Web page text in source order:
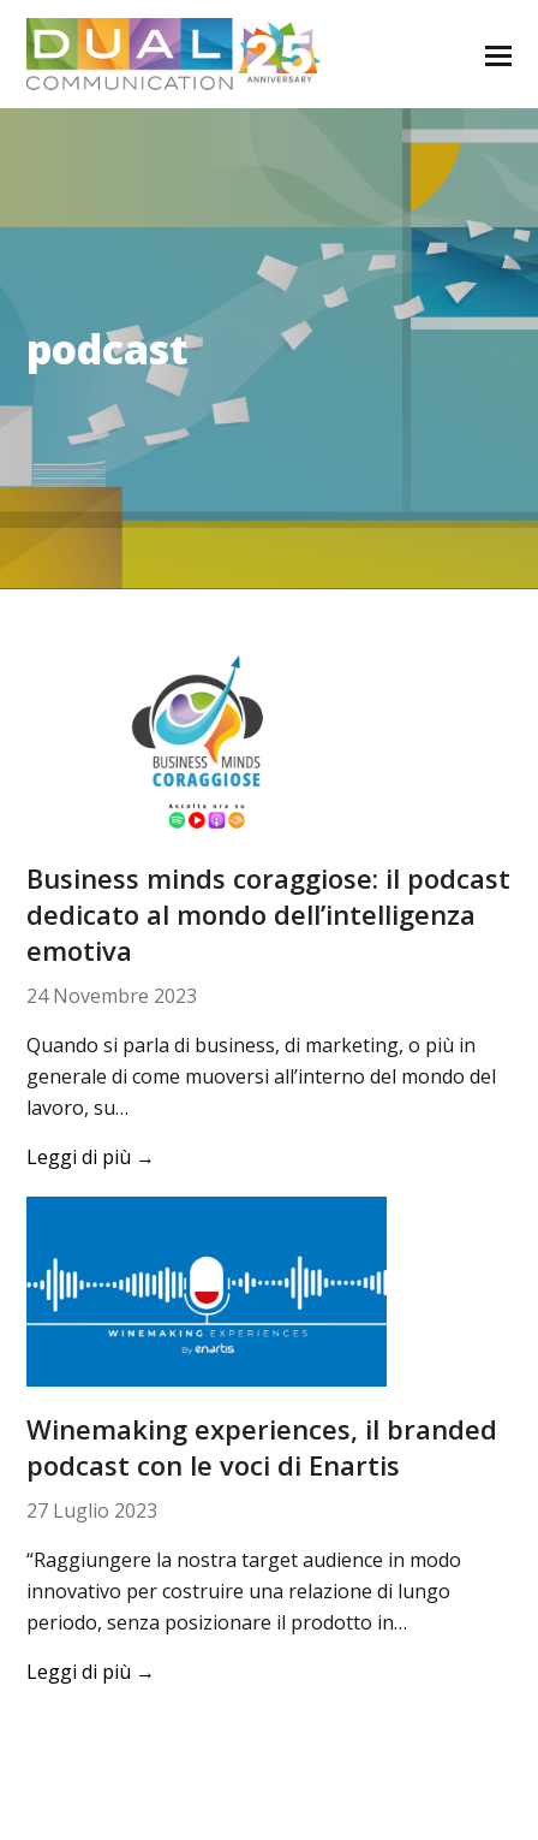
podcast
Business minds coraggiose: il podcast
dedicato al mondo dell’intelligenza
emotiva
24 Novembre 2023
Quando si parla di business, di marketing, o più in
generale di come muoversi all’interno del mondo del
lavoro, su…
Leggi di più →
Winemaking experiences, il branded
podcast con le voci di Enartis
27 Luglio 2023
“Raggiungere la nostra target audience in modo
innovativo per costruire una relazione di lungo
periodo, senza posizionare il prodotto in…
Leggi di più →